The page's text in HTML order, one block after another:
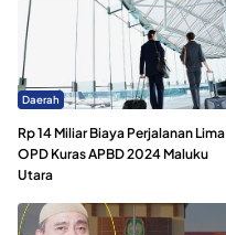
Daerah
Rp 14 Miliar Biaya Perjalanan Lima
OPD Kuras APBD 2024 Maluku
Utara